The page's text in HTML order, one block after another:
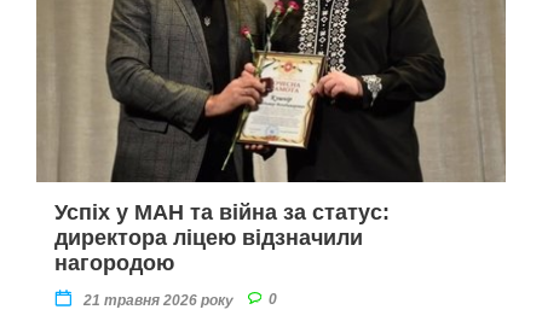
Успіх у МАН та війна за статус:
директора ліцею відзначили
нагородою
21 травня 2026 року 0